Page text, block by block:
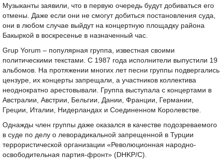
Музыканты заявили, что в первую очередь будут добиваться его
отмены. Даже если они не смогут добиться постановления суда,
они в любом случае выйдут на концертную площадку района
Бакыркой в воскресенье в назначенный час.
Grup Yorum – популярная группа, известная своими
политическими текстами. С 1987 года исполнители выпустили 19
альбомов. На протяжении многих лет песни группы подвергались
цензуре, их концерты запрещали, а участников коллектива
неоднократно арестовывали. Группа выступала с концертами в
Австралии, Австрии, Бельгии, Дании, Франции, Германии,
Греции, Италии, Нидерландах и Соединенном Королевстве.
Однажды член группы даже оказался в качестве подозреваемого
в суде по делу о леворадикальной запрещенной в Турции
террористической организации «Революционная народно-
освободительная партия-фронт» (DHKP/C).